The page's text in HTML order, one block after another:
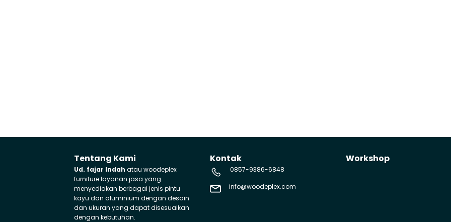
Tentang Kami
Ud. fajar Indah atau woodeplex
furniture layanan jasa yang
menyediakan berbagai jenis pintu
kayu dan aluminium dengan desain
dan ukuran yang dapat disesuaikan
dengan kebutuhan.
Kontak
0857-9386-6848
info@woodeplex.com
Workshop